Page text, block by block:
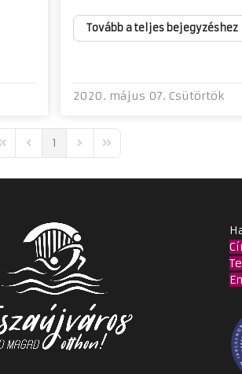
Tovább a teljes bejegyzéshez
2020. május 07. Csütörtök
First PagePrevious Page
1 Next PageLast Page